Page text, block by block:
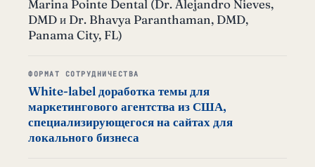
Marina Pointe Dental (Dr. Alejandro Nieves,
DMD и Dr. Bhavya Paranthaman, DMD,
Panama City, FL)
ФОРМАТ СОТРУДНИЧЕСТВА
White-label доработка темы для
маркетингового агентства из США,
специализирующегося на сайтах для
локального бизнеса